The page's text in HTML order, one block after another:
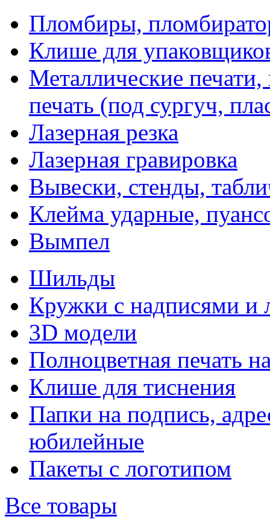
Пломбиры,
Клише для
Металлические
печать (под сургуч,
Лазерная резка
Лазерная гравировка
Вывески, стенды,
Клейма ударные,
Вымпел
Шильды
Кружки с надписями и
3D модели
Полноцветная печать
Клише для тиснения
Папки на подпись,
юбилейные
Пакеты с логотипом
Все товары